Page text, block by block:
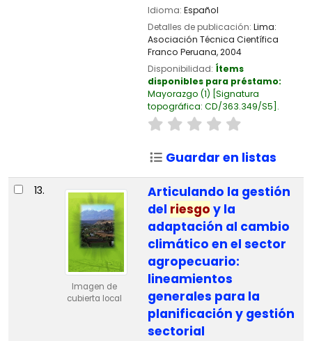
Idioma: Español
Detalles de publicación: Lima:
Asociación Técnica Científica
Franco Peruana,2004
Disponibilidad: Ítems
disponibles para préstamo:
Mayorazgo (1) Signatura
topográfica: CD/363.349/S5 .
Guardar en listas
13.
Imagen de
cubierta local
Articulando la gestión
del riesgo y la
adaptación al cambio
climático en el sector
agropecuario:
lineamientos
generales para la
planificación y gestión
sectorial